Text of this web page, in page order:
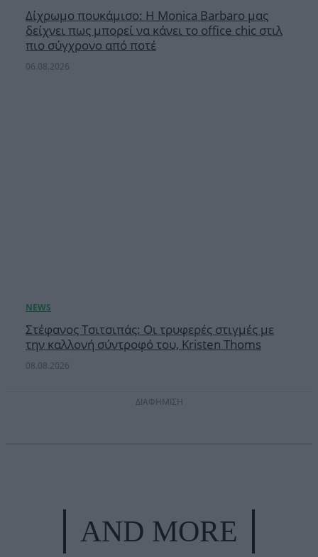
Δίχρωμο πουκάμισο: Η Monica Barbaro μας
δείχνει πως μπορεί να κάνει το office chic στιλ
πιο σύγχρονο από ποτέ
06.08.2026
Στέφανος Τσιτσιπάς: Οι τρυφερές στιγμές με
την καλλονή σύντροφό του, Kristen Thoms
08.08.2026
ΔΙΑΦΗΜΙΣΗ
AND MORE